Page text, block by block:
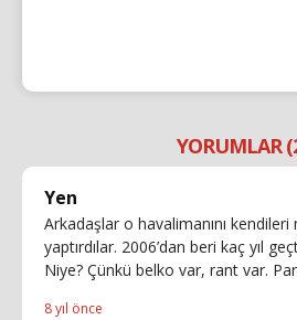
YORUMLAR
Yen
Arkadaşlar o havalimanını kendileri
yaptırdılar. 2006’dan beri kaç yıl
Niye? Çünkü belko var, rant var.
8 yıl önce